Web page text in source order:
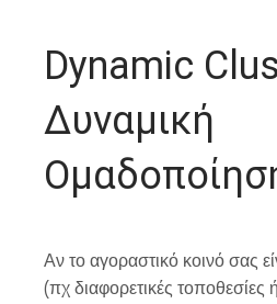
Dynamic
Δυναμική
Αν το αγοραστικό κοινό σας
(πχ διαφορετικές τοποθεσίες